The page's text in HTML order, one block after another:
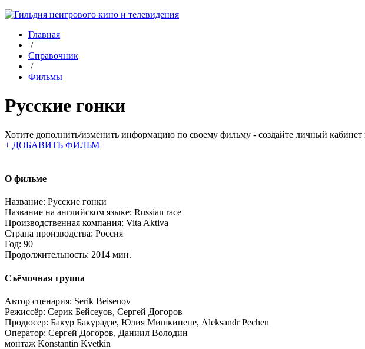
Главная
/
Справочник
/
Фильмы
Русские гонки
Хотите дополнить/изменить информацию по своему фильму - создайте личный
+ ДОБАВИТЬ ФИЛЬМ
О фильме
Название: Русские гонки
Название на английском языке: Russian race
Производственная компания: Vita Aktiva
Страна производства: Россия
Год: 90
Продолжительность: 2014 мин.
Съёмочная группа
Автор сценария: Serik Beiseuov
Режиссёр: Серик Бейсеуов, Сергей Догоров
Продюсер: Бакур Бакурадзе, Юлия Мишкинене, Aleksandr Pechen
Оператор: Сергей Догоров, Даниил Володин
монтаж Konstantin Kvetkin